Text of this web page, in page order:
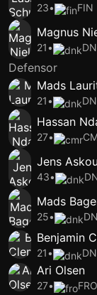
23• FIN
Magnus
21•
Defensor
Mads
21•
Hassan
27•
Jens Askou
43•
Mads
25•
Benjamin
21•
Ari Olsen
27• FRO